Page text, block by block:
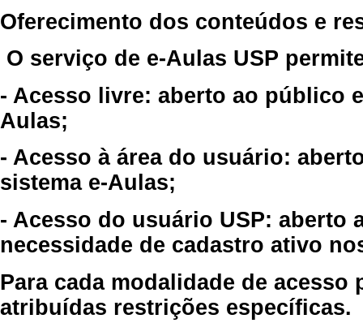
Oferecimento dos conteúdos e
O serviço de e-Aulas USP
- Acesso livre: aberto ao público
Aulas;
- Acesso à área do usuário:
sistema e-Aulas;
- Acesso do usuário USP: aberto
necessidade de cadastro ativo
Para cada modalidade de
atribuídas restrições específicas.